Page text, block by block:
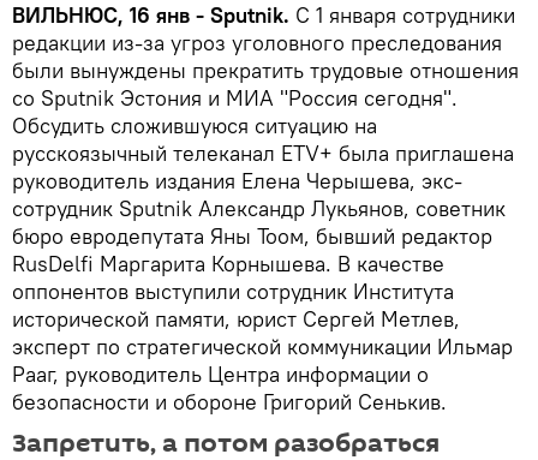
ВИЛЬНЮС, 16 янв - Sputnik. С 1 января сотрудники
редакции из-за угроз уголовного преследования
были вынуждены прекратить трудовые отношения
со Sputnik Эстония и МИА "Россия сегодня".
Обсудить сложившуюся ситуацию на
русскоязычный телеканал ETV+ была приглашена
руководитель издания Елена Черышева, экс-
сотрудник Sputnik Александр Лукьянов, советник
бюро евродепутата Яны Тоом, бывший редактор
RusDelfi Маргарита Корнышева. В качестве
оппонентов выступили сотрудник Института
исторической памяти, юрист Сергей Метлев,
эксперт по стратегической коммуникации Ильмар
Рааг, руководитель Центра информации о
безопасности и обороне Григорий Сенькив.
Запретить, а потом разобраться